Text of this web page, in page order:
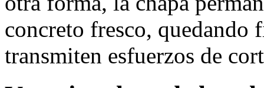
concreto fresco, quedando
transmiten esfuerzos de